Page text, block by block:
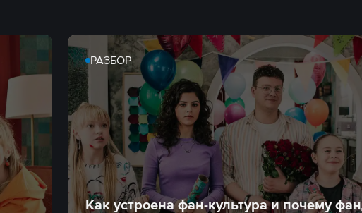
РАЗБОР
Как устроена фан-культура и почему